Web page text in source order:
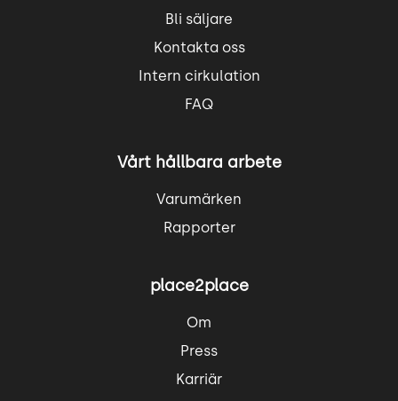
Bli säljare
Kontakta oss
Intern cirkulation
FAQ
Vårt hållbara arbete
Varumärken
Rapporter
place2place
Om
Press
Karriär